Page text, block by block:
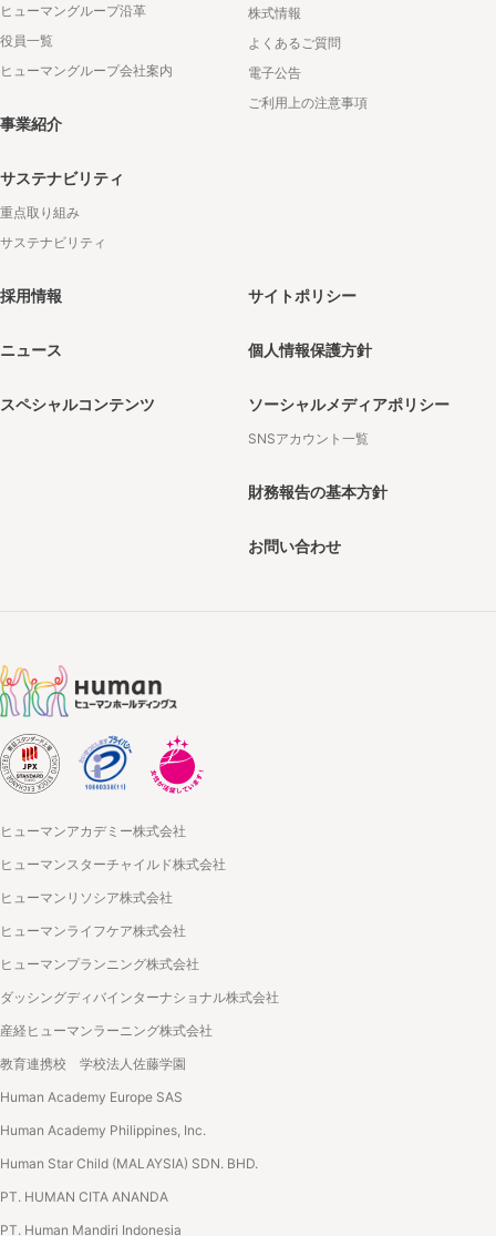
ヒューマングループ沿革
役員一覧
ヒューマングループ会社案内
事業紹介
サステナビリティ
重点取り組み
サステナビリティ
株式情報
よくあるご質問
電子公告
ご利用上の注意事項
採用情報
ニュース
スペシャルコンテンツ
サイトポリシー
個人情報保護方針
ソーシャルメディアポリシー
SNSアカウント一覧
財務報告の基本方針
お問い合わせ
ヒューマンアカデミー株式会社
ヒューマンスターチャイルド株式会社
ヒューマンリソシア株式会社
ヒューマンライフケア株式会社
ヒューマンプランニング株式会社
ダッシングディバインターナショナル株式会社
産経ヒューマンラーニング株式会社
教育連携校 学校法人佐藤学園
Human Academy Europe SAS
Human Academy Philippines, Inc.
Human Star Child (MALAYSIA) SDN. BHD.
PT. HUMAN CITA ANANDA
PT. Human Mandiri Indonesia